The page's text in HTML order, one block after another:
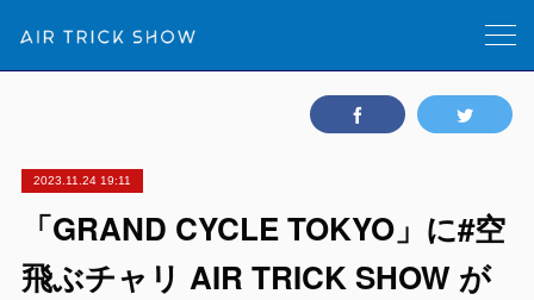
2023.11.24 19:11
「GRAND CYCLE TOKYO」に#空
飛ぶチャリ AIR TRICK SHOW が